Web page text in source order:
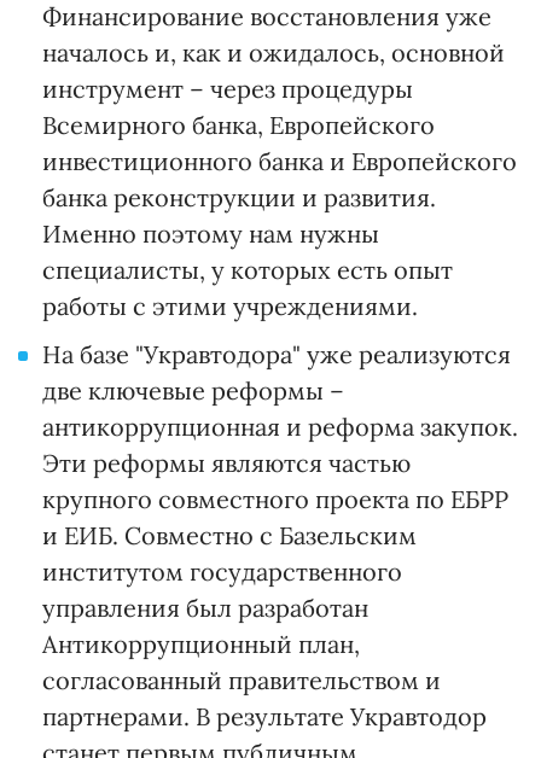
Финансирование восстановления уже
началось и, как и ожидалось, основной
инструмент – через процедуры
Всемирного банка, Европейского
инвестиционного банка и Европейского
банка реконструкции и развития.
Именно поэтому нам нужны
специалисты, у которых есть опыт
работы с этими учреждениями.
На базе "Укравтодора" уже реализуются
две ключевые реформы –
антикоррупционная и реформа закупок.
Эти реформы являются частью
крупного совместного проекта по ЕБРР
и ЕИБ. Совместно с Базельским
институтом государственного
управления был разработан
Антикоррупционный план,
согласованный правительством и
партнерами. В результате Укравтодор